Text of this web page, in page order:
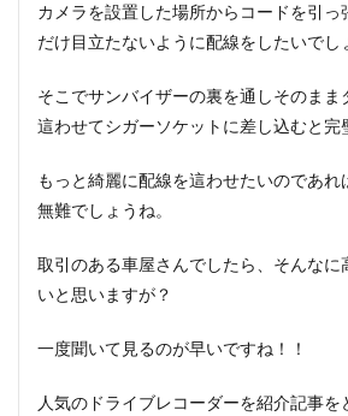
カメラを設置した場所からコードを引っ
だけ目立たないように配線をしたいでし
そこでサンバイザーの裏を通しそのまま
這わせてシガーソケットに差し込むと完
もっと綺麗に配線を這わせたいのであ
無難でしょうね。
取引のある車屋さんでしたら、そんなに
いと思いますが？
一度聞いて見るのが早いですね！！
人気のドライブレコーダーを紹介記事を